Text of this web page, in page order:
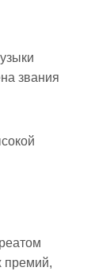
звания
премий,